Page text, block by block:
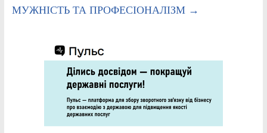
МУЖНІСТЬ ТА ПРОФЕСІОНАЛІЗМ →